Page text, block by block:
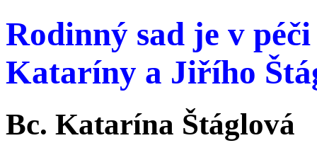
Rodinný sad je v péči
Kataríny a Jiřího
Bc. Katarína Štáglová